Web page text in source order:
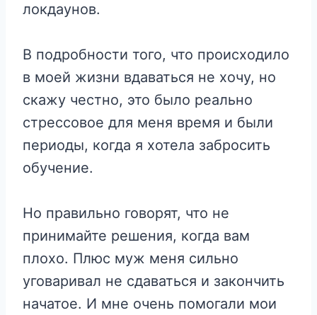
локдаунов.
В подробности того, что происходило
в моей жизни вдаваться не хочу, но
скажу честно, это было реально
стрессовое для меня время и были
периоды, когда я хотела забросить
обучение.
Но правильно говорят, что не
принимайте решения, когда вам
плохо. Плюс муж меня сильно
уговаривал не сдаваться и закончить
начатое. И мне очень помогали мои